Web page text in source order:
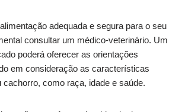
adequada e segura para o seu
consultar um médico-veterinário. Um
poderá oferecer as orientações
em consideração as características
como raça, idade e saúde.